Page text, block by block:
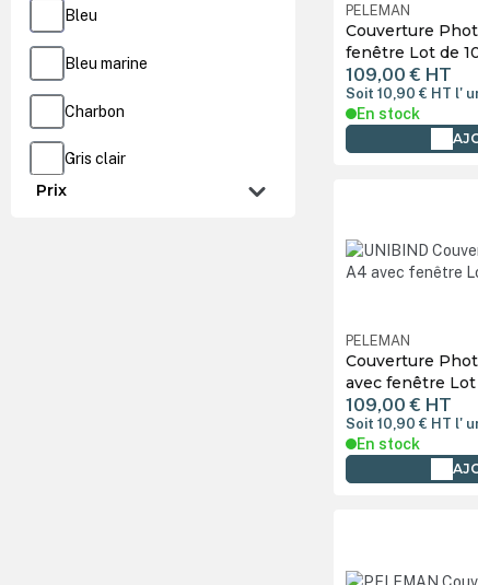
Bleu
Bleu marine
Charbon
Gris clair
Prix
PELEMAN
Couverture
fenêtre Lot de
109,00 € HT
Soit 10,90 € HT l'
En stock
PELEMAN
Couverture
avec fenêtre Lot
109,00 € HT
Soit 10,90 € HT l'
En stock